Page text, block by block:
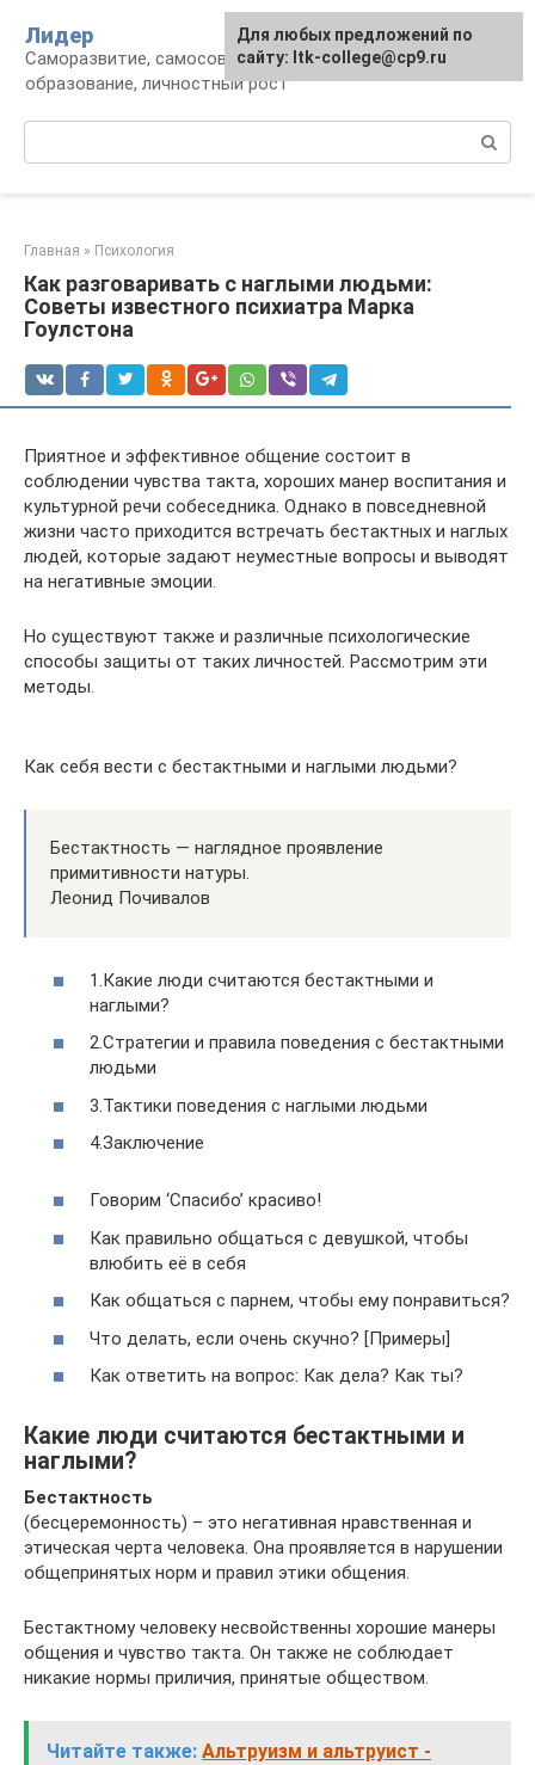
контенту
Лидер
Саморазвитие, самосовершенствование,
образование, личностный рост
Главная » Психология
Как разговаривать с наглыми людьми:
Советы известного психиатра Марка
Гоулстона
Приятное и эффективное общение состоит в
соблюдении чувства такта, хороших манер воспитания и
культурной речи собеседника. Однако в повседневной
жизни часто приходится встречать бестактных и наглых
людей, которые задают неуместные вопросы и выводят
на негативные эмоции.
Но существуют также и различные психологические
способы защиты от таких личностей. Рассмотрим эти
методы.
Как себя вести с бестактными и наглыми людьми?
Бестактность — наглядное проявление
примитивности натуры.
Леонид Почивалов
1.Какие люди считаются бестактными и
наглыми?
2.Стратегии и правила поведения с бестактными
людьми
3.Тактики поведения с наглыми людьми
4.Заключение
Говорим ‘Спасибо’ красиво!
Как правильно общаться с девушкой, чтобы
влюбить её в себя
Как общаться с парнем, чтобы ему понравиться?
Что делать, если очень скучно? [Примеры]
Как ответить на вопрос: Как дела? Как ты?
Какие люди считаются бестактными и
наглыми?
Бестактность
(бесцеремонность) – это негативная нравственная и
этическая черта человека. Она проявляется в нарушении
общепринятых норм и правил этики общения.
Бестактному человеку несвойственны хорошие манеры
общения и чувство такта. Он также не соблюдает
никакие нормы приличия, принятые обществом.
Читайте также: Альтруизм и альтруист -
Для любых предложений по
сайту: ltk-college@cp9.ru